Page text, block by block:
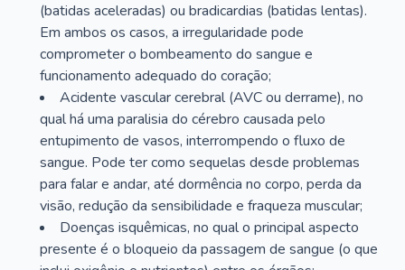
(batidas aceleradas) ou bradicardias (batidas lentas).
Em ambos os casos, a irregularidade pode
comprometer o bombeamento do sangue e
funcionamento adequado do coração;
Acidente vascular cerebral (AVC ou derrame), no
qual há uma paralisia do cérebro causada pelo
entupimento de vasos, interrompendo o fluxo de
sangue. Pode ter como sequelas desde problemas
para falar e andar, até dormência no corpo, perda da
visão, redução da sensibilidade e fraqueza muscular;
Doenças isquêmicas, no qual o principal aspecto
presente é o bloqueio da passagem de sangue (o que